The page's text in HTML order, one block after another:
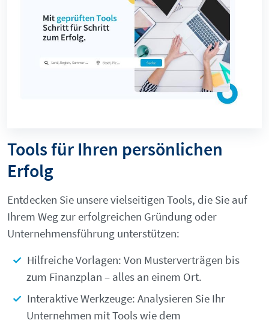
Tools für Ihren persönlichen
Erfolg
Entdecken Sie unsere vielseitigen Tools, die Sie auf
Ihrem Weg zur erfolgreichen Gründung oder
Unternehmensführung unterstützen:
Hilfreiche Vorlagen: Von Musterverträgen bis
zum Finanzplan – alles an einem Ort.
Interaktive Werkzeuge: Analysieren Sie Ihr
Unternehmen mit Tools wie dem